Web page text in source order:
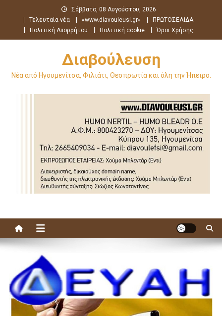
περιεχόμενο
Σάββατο, 08 Αυγούστου, 2026
Τελευταία νέα
«www.diavouleusi.gr»
ΠΡΩΤΟΣΕΛΙΔΑ
Πολιτική Απορρήτου
Πολιτική cookie Όροι Χρήσης
Διαβούλευση
Νέα από Ηγουμενίτσα, Φιλιάτι, Θεσπρωτία και όλη την Ήπειρο.